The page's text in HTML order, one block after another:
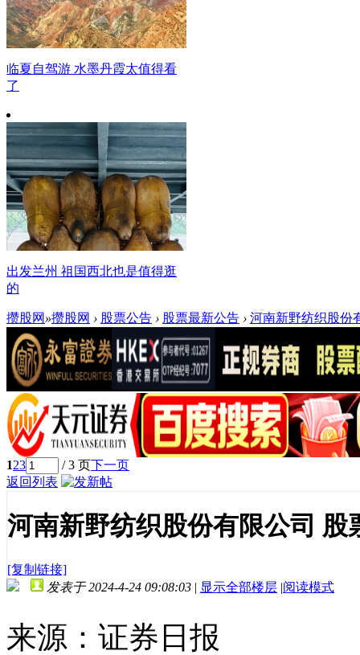
临夏自驾游 水墨丹霞太值得看
了
出发兰州 祖国西北也是值得逛
的
攒股网 »攒股网 › 股票公告 › 股票最新公告 › 河南新野纺织股份
123 / 3 页下一页
返回列表
河南新野纺织股份有限公司 股
[复制链接]
发表于 2024-4-24 09:08:03 | 显示全部楼层 |阅读模式
来源：证券日报